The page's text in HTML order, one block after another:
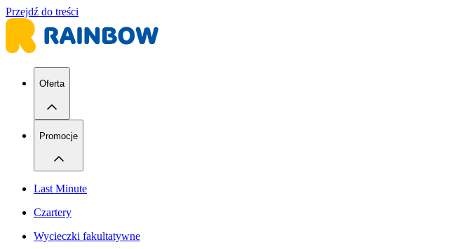
Przejdź do treści
Oferta
Promocje
Last Minute
Czartery
Wycieczki fakultatywne